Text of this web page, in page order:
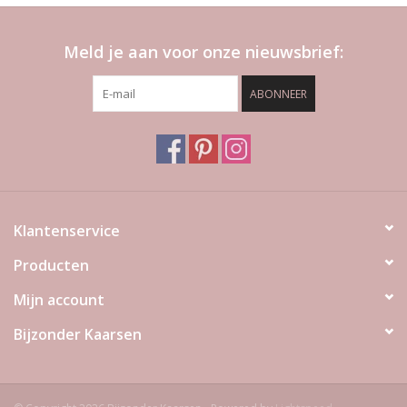
Meld je aan voor onze nieuwsbrief:
ABONNEER
Klantenservice
Producten
Mijn account
Bijzonder Kaarsen